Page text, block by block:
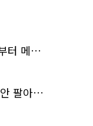
주황색 리본 따라 한강부터 메타세쿼이아 숲길까지…서울둘레길 15코스
"편의점인데 아무것도 안 팔아요" 서울에서 가장 특별한 편의점의 정체